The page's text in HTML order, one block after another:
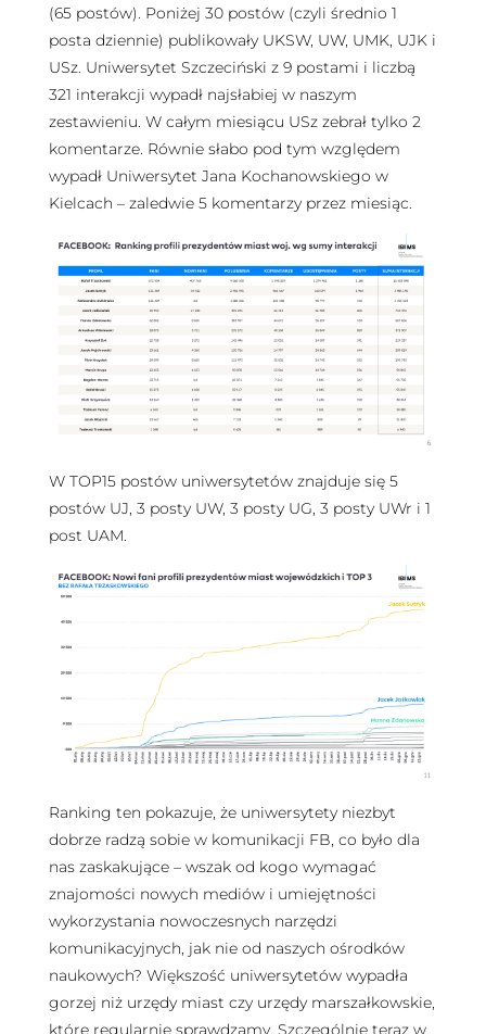
(65 postów). Poniżej 30 postów (czyli średnio 1
posta dziennie) publikowały UKSW, UW, UMK, UJK i
USz. Uniwersytet Szczeciński z 9 postami i liczbą
321 interakcji wypadł najsłabiej w naszym
zestawieniu. W całym miesiącu USz zebrał tylko 2
komentarze. Równie słabo pod tym względem
wypadł Uniwersytet Jana Kochanowskiego w
Kielcach – zaledwie 5 komentarzy przez miesiąc.
W TOP15 postów uniwersytetów znajduje się 5
postów UJ, 3 posty UW, 3 posty UG, 3 posty UWr i 1
post UAM.
Ranking ten pokazuje, że uniwersytety niezbyt
dobrze radzą sobie w komunikacji FB, co było dla
nas zaskakujące – wszak od kogo wymagać
znajomości nowych mediów i umiejętności
wykorzystania nowoczesnych narzędzi
komunikacyjnych, jak nie od naszych ośrodków
naukowych? Większość uniwersytetów wypadła
gorzej niż urzędy miast czy urzędy marszałkowskie,
które regularnie sprawdzamy. Szczególnie teraz w